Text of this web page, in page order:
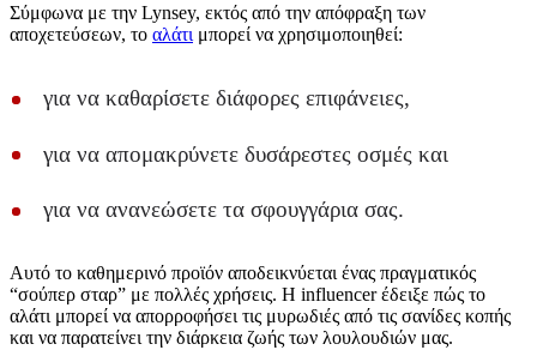
Σύμφωνα με την Lynsey, εκτός από την απόφραξη των
αποχετεύσεων, το αλάτι μπορεί να χρησιμοποιηθεί:
για να καθαρίσετε διάφορες επιφάνειες,
για να απομακρύνετε δυσάρεστες οσμές και
για να ανανεώσετε τα σφουγγάρια σας.
Αυτό το καθημερινό προϊόν αποδεικνύεται ένας πραγματικός
“σούπερ σταρ” με πολλές χρήσεις. Η influencer έδειξε πώς το
αλάτι μπορεί να απορροφήσει τις μυρωδιές από τις σανίδες κοπής
και να παρατείνει την διάρκεια ζωής των λουλουδιών μας.